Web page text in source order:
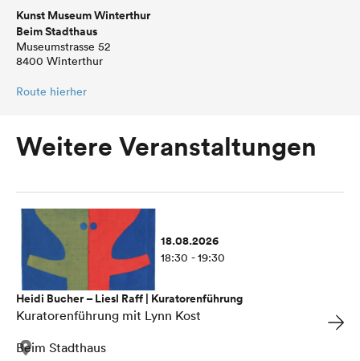
Kunst Museum Winterthur
Beim Stadthaus
Museumstrasse 52
8400 Winterthur
Route hierher
Weitere Veranstaltungen
18.08.2026
18:30 - 19:30
Heidi Bucher – Liesl Raff | Kuratorenführung
Kuratorenführung mit Lynn Kost
Beim Stadthaus